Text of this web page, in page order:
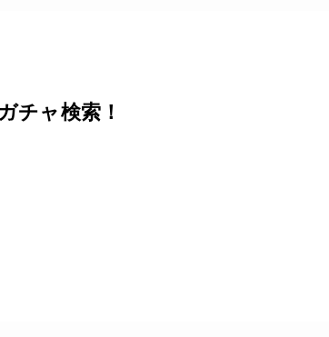
チャ検索！